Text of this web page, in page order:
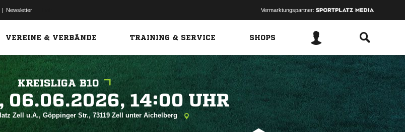
| Newsletter Vermarktungspartner:
VEREINE & VERBÄNDE TRAINING & SERVICE SHOPS
KREISLIGA B10
  
Zell u.A., Göppinger Str., 73119 Zell unter Aichelberg